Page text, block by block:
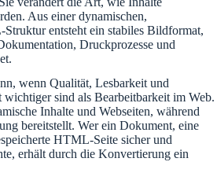
Aus einer dynamischen,
entsteht ein stabiles Bildformat,
Druckprozesse und
wenn Qualität, Lesbarkeit und
sind als Bearbeitbarkeit im Web.
Inhalte und Webseiten, während
bereitstellt. Wer ein Dokument, eine
HTML-Seite sicher und
erhält durch die Konvertierung ein